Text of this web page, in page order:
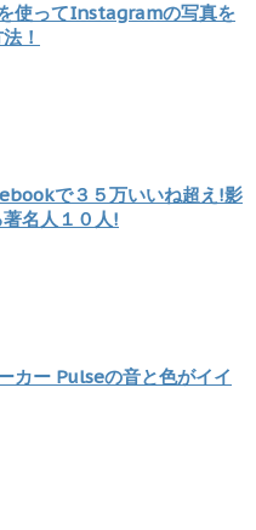
使ってInstagramの写真を
！
で３５万いいね超え!影
名人１０人!
カー Pulseの音と色がイイ